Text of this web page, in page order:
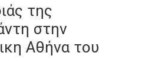
της
στην
Αθήνα του